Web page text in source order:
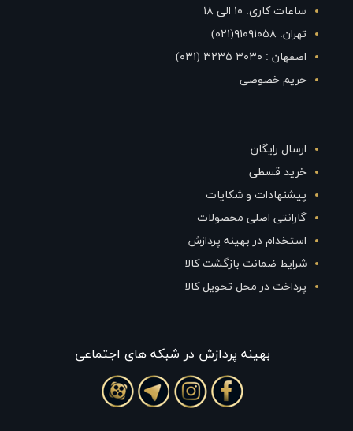
ساعات کاری: ۱۰ الی ۱۸
تهران: ۹۱۰۹۱۰۵۸(۰۲۱)
اصفهان : ۳۰۳۰ ۳۲۳۵ (۰۳۱)
حریم خصوصی
ارسال رایگان
خرید قسطی
پیشنهادات و شکایات
گارانتی اصلی محصولات
استخدام در بهینه پردازش
شرایط ضمانت بازگشت کالا
پرداخت در محل تحویل کالا
بهينه پردازش در شبکه های اجتماعی